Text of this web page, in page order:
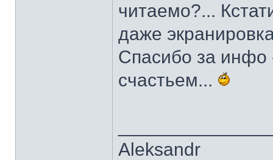
читаемо?...
даже
Спасибо за инфо
счастьем...
Aleksandr